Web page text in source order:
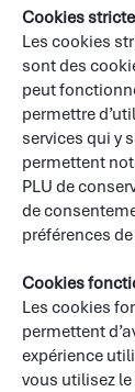
Cookies
Les cookies
sont des
peut
permettre
services qui y
permettent
PLU de
de
préférences
Cookies
Les cookies
permettent
expérience
vous utilisez